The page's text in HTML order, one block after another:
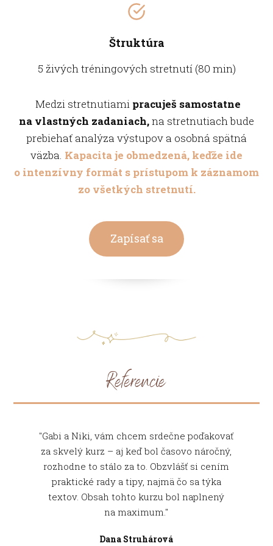
Štruktúra
5 živých tréningových stretnutí (80 min)
Medzi stretnutiami pracuješ samostatne
na vlastných zadaniach,na stretnutiach bude
prebiehať analýza výstupov a osobná spätná
väzba. Kapacita je obmedzená, keďže ide
o intenzívny formát s prístupom k záznamom
zo všetkých stretnutí.
Zapísať sa
Referencie
"Gabi a Niki, vám chcem srdečne poďakovať
za skvelý kurz – aj keď bol časovo náročný,
rozhodne to stálo za to. Obzvlášť si cením
praktické rady a tipy, najmä čo sa týka
textov. Obsah tohto kurzu bol naplnený
na maximum."
Dana Struhárová
"Kurz PostPro mi ukázal možnosti, ako
pracovať s nahratým materiálom. Vďaka
návodom a tipom som pochopila dôležitosť
prepojenia rôznych platforiem (newsletter,
sociálne siete, webová stránka) pri
propagácii video materiálu. Prínosom bola
v rôznych platformách. Veľmi mi pomohlo,